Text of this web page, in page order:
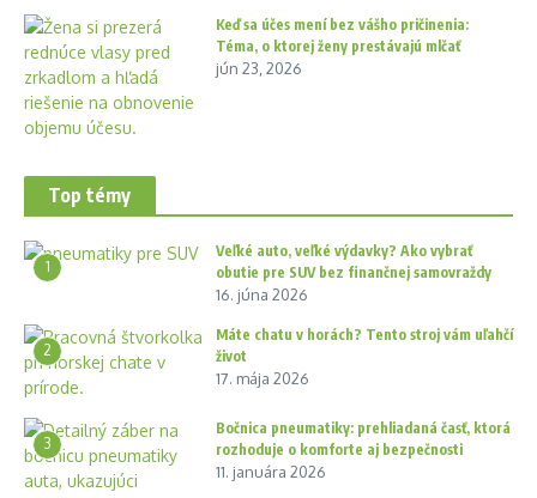
Keď sa účes mení bez vášho pričinenia:
Téma, o ktorej ženy prestávajú mlčať
jún 23, 2026
Top témy
1
Veľké auto, veľké výdavky? Ako vybrať
obutie pre SUV bez finančnej samovraždy
16. júna 2026
2
Máte chatu v horách? Tento stroj vám uľahčí
život
17. mája 2026
3
Bočnica pneumatiky: prehliadaná časť, ktorá
rozhoduje o komforte aj bezpečnosti
11. januára 2026